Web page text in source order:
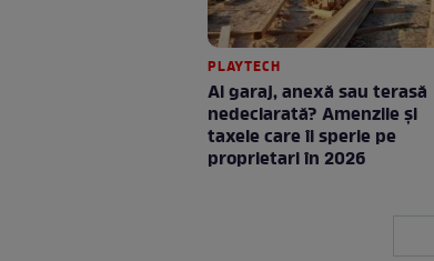
PLAYTECH
Ai garaj, anexă sau terasă
nedeclarată? Amenzile și
taxele care îi sperie pe
proprietari în 2026